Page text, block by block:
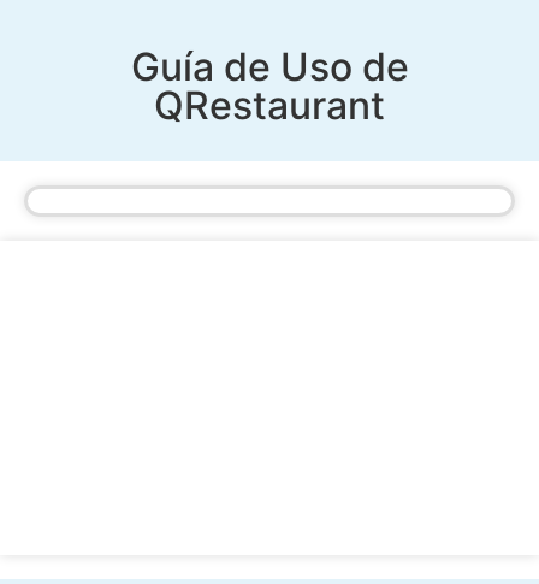
Guía de Uso de
QRestaurant